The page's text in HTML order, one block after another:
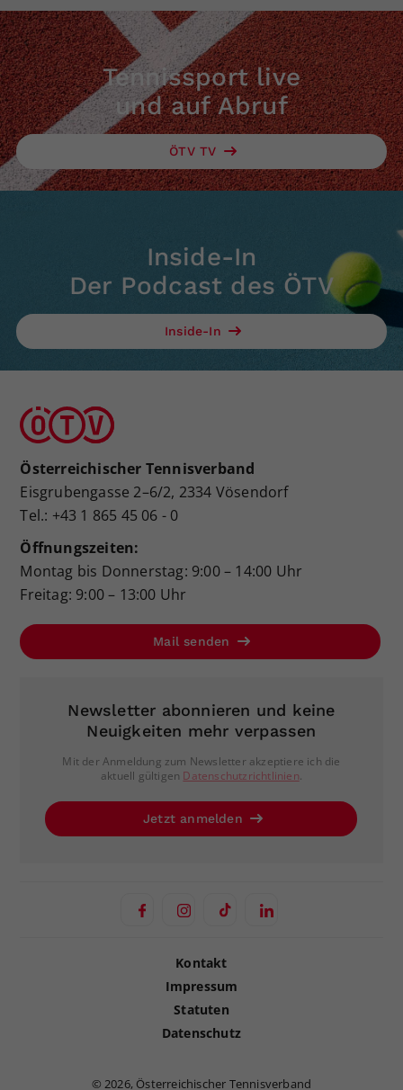
Tennissport live
und auf Abruf
ÖTV TV
Inside-In
Der Podcast des ÖTV
Inside-In
Österreichischer Tennisverband
Eisgrubengasse 2–6/2, 2334 Vösendorf
Tel.: +43 1 865 45 06 - 0
Öffnungszeiten:
Montag bis Donnerstag: 9:00 – 14:00 Uhr
Freitag: 9:00 – 13:00 Uhr
Mail senden
Newsletter abonnieren und keine
Neuigkeiten mehr verpassen
Mit der Anmeldung zum Newsletter akzeptiere ich die
aktuell gültigen Datenschutzrichtlinien.
Jetzt anmelden
Kontakt
Impressum
Statuten
Datenschutz
© 2026, Österreichischer Tennisverband